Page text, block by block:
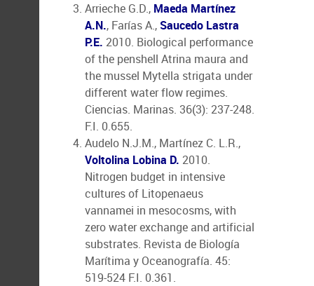
Arrieche G.D., Maeda Martínez
A.N., Farías A., Saucedo Lastra
P.E. 2010. Biological performance
of the penshell Atrina maura and
the mussel Mytella strigata under
different water flow regimes.
Ciencias. Marinas. 36(3): 237-248.
F.I. 0.655.
Audelo N.J.M., Martínez C. L.R.,
Voltolina Lobina D. 2010.
Nitrogen budget in intensive
cultures of Litopenaeus
vannamei in mesocosms, with
zero water exchange and artificial
substrates. Revista de Biología
Marítima y Oceanografía. 45:
519-524 F.I. 0.361.